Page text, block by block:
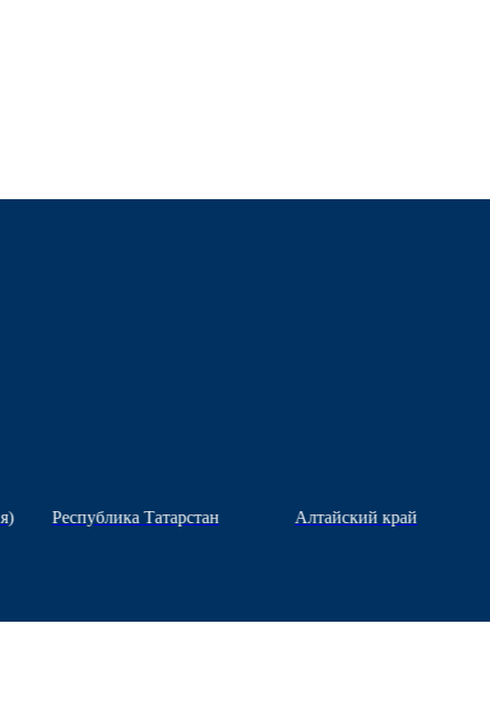
Республика Татарстан Алтайский край